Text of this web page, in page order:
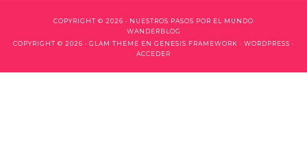
COPYRIGHT © 2026 · NUESTROS PASOS POR EL MUNDO
WANDERBLOG
COPYRIGHT © 2026 · GLAM THEME EN GENESIS FRAMEWORK · WORDPRESS ·
ACCEDER